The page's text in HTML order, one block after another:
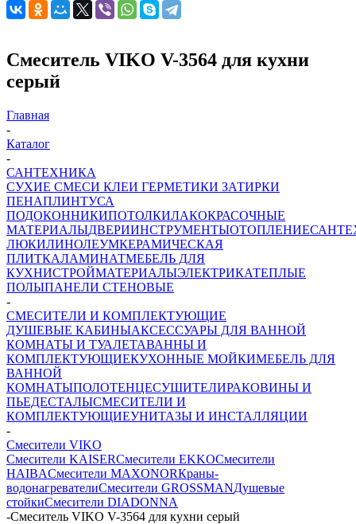
Смеситель VIKO V-3564 для кухни
серый
Главная
-
Каталог
-
САНТЕХНИКА
СУХИЕ СМЕСИ КЛЕИ ГЕРМЕТИКИ ЗАТИРКИ
ПЕНАПЛИНТУСА
ПОДОКОННИКИПОТОЛКИЛАКОКРАСОЧНЫЕ
МАТЕРИАЛЫДВЕРИИНСТРУМЕНТЫОТОПЛЕНИЕ
ЛЮКИЛИНОЛЕУМКЕРАМИЧЕСКАЯ
ПЛИТКАЛАМИНАТМЕБЕЛЬ ДЛЯ
КУХНИСТРОЙМАТЕРИАЛЫЭЛЕКТРИКАТЕПЛЫЕ
ПОЛЫПАНЕЛИ СТЕНОВЫЕ
-
СМЕСИТЕЛИ И КОМПЛЕКТУЮЩИЕ
ДУШЕВЫЕ КАБИНЫАКСЕССУАРЫ ДЛЯ ВАННОЙ
КОМНАТЫ И ТУАЛЕТАВАННЫ И
КОМПЛЕКТУЮЩИЕКУХОННЫЕ МОЙКИМЕБЕЛЬ ДЛЯ
ВАННОЙ
КОМНАТЫПОЛОТЕНЦЕСУШИТЕЛИРАКОВИНЫ И
ПЬЕДЕСТАЛЫСМЕСИТЕЛИ И
КОМПЛЕКТУЮЩИЕУНИТАЗЫ И ИНСТАЛЛЯЦИИ
-
Смесители VIKO
Смесители KAISERСмесители EKKOСмесители
HAIBAСмесители MAXONORКраны-
водонагревателиСмесители GROSSMANДушевые
стойкиСмесители DIADONNA
-Смеситель VIKO V-3564 для кухни серый